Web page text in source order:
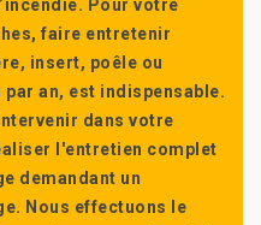
Pour votre
faire entretenir
insert, poêle ou
an, est indispensable.
dans votre
l'entretien complet
demandant un
Nous effectuons le